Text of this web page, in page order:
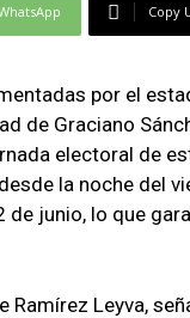
Copy
por el
de Graciano
electoral de
la noche del
junio, lo que
Leyva,